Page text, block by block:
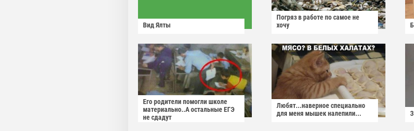
Вид Ялты
Погряз в работе по самое не
хочу
Его родители помогли школе
материально..А остальные ЕГЭ
не сдадут
Любят...наверное специально
для меня мышек налепили...